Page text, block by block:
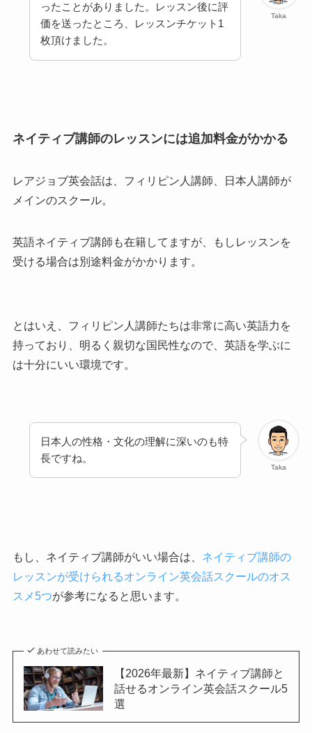
Taka
ったことがありました。レッスン後に評
価を送ったところ、レッスンチケット1
枚頂けました。
ネイティブ講師のレッスンには追加料金がかかる
レアジョブ英会話は、フィリピン人講師、日本人講師が
メインのスクール。
英語ネイティブ講師も在籍してますが、もしレッスンを
受ける場合は別途料金がかかります。
とはいえ、フィリピン人講師たちは非常に高い英語力を
持っており、明るく親切な国民性なので、英語を学ぶに
は十分にいい環境です。
Taka
日本人の性格・文化の理解に深いのも特
長ですね。
もし、ネイティブ講師がいい場合は、 ネイティブ講師の
レッスンが受けられるオンライン英会話スクールのオス
スメ5つが参考になると思います。
あわせて読みたい
【2026年最新】ネイティブ講師と
話せるオンライン英会話スクール5
選